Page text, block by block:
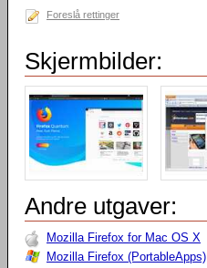
Foreslå rettinger
Skjermbilder:
Andre utgaver:
Mozilla Firefox for Mac OS X
Mozilla Firefox (PortableApps)